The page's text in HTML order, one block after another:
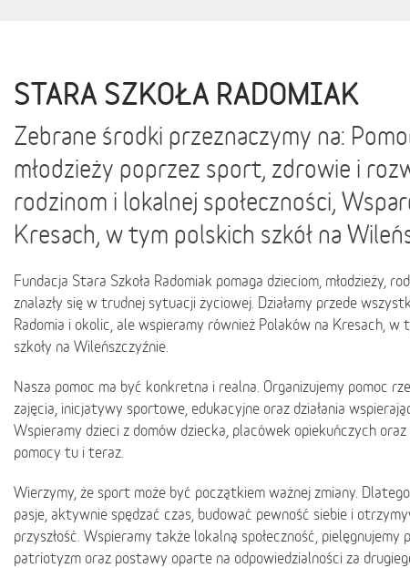
STARA SZKOŁA RADOMIAK
Zebrane środki przeznaczymy na:
młodzieży poprzez sport, zdrowie i
rodzinom i lokalnej społeczności,
Kresach, w tym polskich szkół na
Fundacja Stara Szkoła Radomiak pomaga dzieciom, młodzieży,
znalazły się w trudnej sytuacji życiowej. Działamy przede
Radomia i okolic, ale wspieramy również Polaków na Kresach, w
szkoły na Wileńszczyźnie.
Nasza pomoc ma być konkretna i realna. Organizujemy pomoc
zajęcia, inicjatywy sportowe, edukacyjne oraz działania
Wspieramy dzieci z domów dziecka, placówek opiekuńczych
pomocy tu i teraz.
Wierzymy, że sport może być początkiem ważnej zmiany.
pasje, aktywnie spędzać czas, budować pewność siebie i
przyszłość. Wspieramy także lokalną społeczność,
patriotyzm oraz postawy oparte na odpowiedzialności za